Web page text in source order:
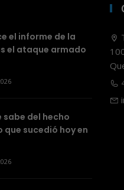
el informe de la
el ataque armado
sabe del hecho
que sucedió hoy en